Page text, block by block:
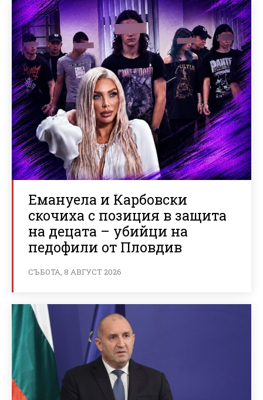
Емануела и Карбовски
скочиха с позиция в защита
на децата – убийци на
педофили от Пловдив
СЪБОТА, 8 АВГУСТ 2026